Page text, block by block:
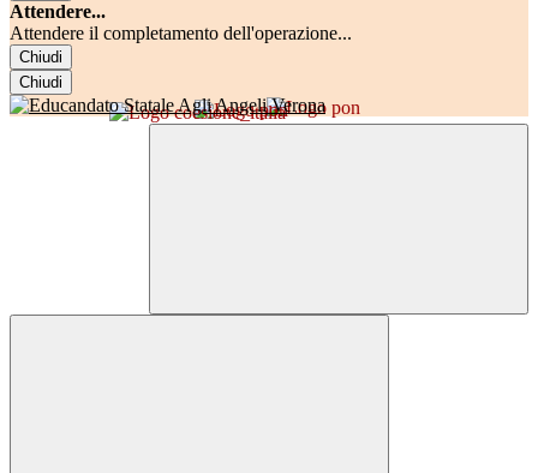
Attendere...
Attendere il completamento dell'operazione...
Chiudi
Chiudi